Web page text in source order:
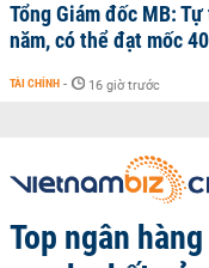
Tổng Giám đốc MB:
năm, có thể đạt mốc
TÀI CHÍNH - 16 giờ trước
Top ngân